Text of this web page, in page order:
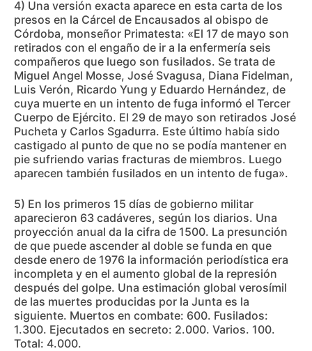
4) Una versión exacta aparece en esta carta de los
presos en la Cárcel de Encausados al obispo de
Córdoba, monseñor Primatesta: «El 17 de mayo son
retirados con el engaño de ir a la enfermería seis
compañeros que luego son fusilados. Se trata de
Miguel Angel Mosse, José Svagusa, Diana Fidelman,
Luis Verón, Ricardo Yung y Eduardo Hernández, de
cuya muerte en un intento de fuga informó el Tercer
Cuerpo de Ejército. El 29 de mayo son retirados José
Pucheta y Carlos Sgadurra. Este último había sido
castigado al punto de que no se podía mantener en
pie sufriendo varias fracturas de miembros. Luego
aparecen también fusilados en un intento de fuga».
5) En los primeros 15 días de gobierno militar
aparecieron 63 cadáveres, según los diarios. Una
proyección anual da la cifra de 1500. La presunción
de que puede ascender al doble se funda en que
desde enero de 1976 la información periodística era
incompleta y en el aumento global de la represión
después del golpe. Una estimación global verosímil
de las muertes producidas por la Junta es la
siguiente. Muertos en combate: 600. Fusilados:
1.300. Ejecutados en secreto: 2.000. Varios. 100.
Total: 4.000.